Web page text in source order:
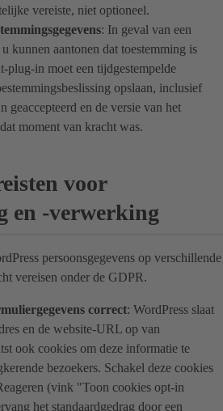
vereiste, niet optioneel.
: In geval van een
kunnen aantonen dat toestemming is
plug-in moet een tijdgestempelde
opslaan, inclusief
geaccepteerd en de versie van het
moment van kracht was.
voor
en -verwerking
persoonsgegevens op verschillende
vereisen onder de GDPR.
correct: WordPress slaat
en de website-URL op van
ook cookies om deze informatie te
bezoekers. Schakel deze cookies
(vink "Toon cookies opt-in
het standaardgedrag door een